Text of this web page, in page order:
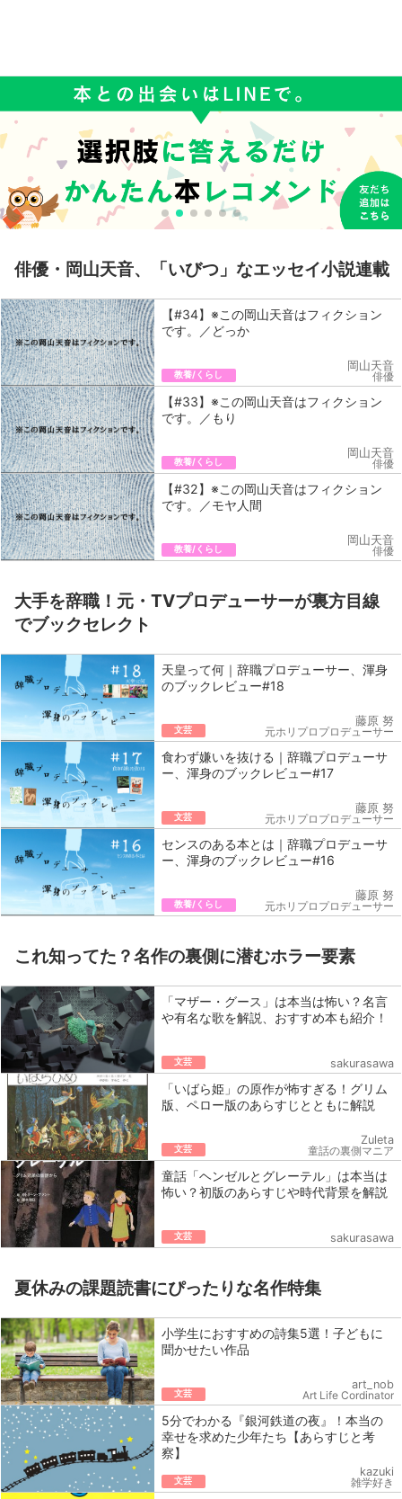
俳優・岡山天音、「いびつ」なエッセイ小説連載
【#34】※この岡山天音はフィクション
です。／どっか
教養/くらし
岡山天音
俳優
【#33】※この岡山天音はフィクション
です。／もり
教養/くらし
岡山天音
俳優
【#32】※この岡山天音はフィクション
です。／モヤ人間
教養/くらし
岡山天音
俳優
大手を辞職！元・TVプロデューサーが裏方目線
でブックセレクト
天皇って何｜辞職プロデューサー、渾身
のブックレビュー#18
文芸
藤原 努
元ホリプロプロデューサー
食わず嫌いを抜ける｜辞職プロデューサ
ー、渾身のブックレビュー#17
文芸
藤原 努
元ホリプロプロデューサー
センスのある本とは｜辞職プロデューサ
ー、渾身のブックレビュー#16
教養/くらし
藤原 努
元ホリプロプロデューサー
これ知ってた？名作の裏側に潜むホラー要素
「マザー・グース」は本当は怖い？名言
や有名な歌を解説、おすすめ本も紹介！
文芸 sakurasawa
「いばら姫」の原作が怖すぎる！グリム
版、ペロー版のあらすじとともに解説
文芸
Zuleta
童話の裏側マニア
童話「ヘンゼルとグレーテル」は本当は
怖い？初版のあらすじや時代背景を解説
文芸 sakurasawa
夏休みの課題読書にぴったりな名作特集
小学生におすすめの詩集5選！子どもに
聞かせたい作品
文芸
art_nob
Art Life Cordinator
5分でわかる『銀河鉄道の夜』！本当の
幸せを求めた少年たち【あらすじと考
察】
文芸
kazuki
雑学好き